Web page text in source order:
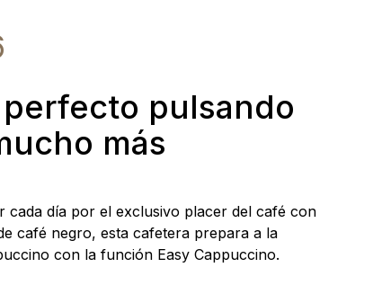
pulsando
más
cada día por el exclusivo placer del café con
café negro, esta cafetera prepara a la
con la función Easy Cappuccino.